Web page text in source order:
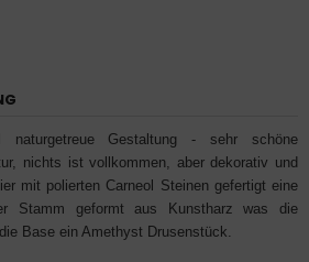
naturgetreue Gestaltung - sehr schöne
nichts ist vollkommen, aber dekorativ und
mit polierten Carneol Steinen gefertigt eine
Stamm geformt aus Kunstharz was die
Base ein Amethyst Drusenstück.